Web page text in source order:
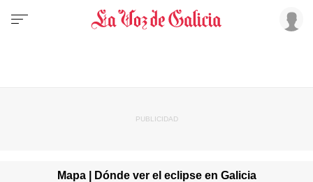
Mapa | Dónde ver el eclipse en Galicia